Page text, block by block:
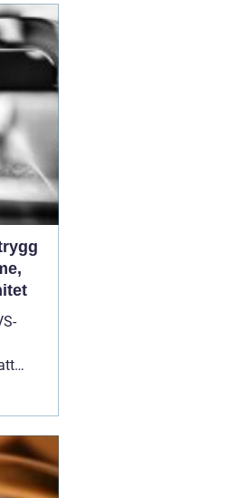
på
dina
på.
märks
som